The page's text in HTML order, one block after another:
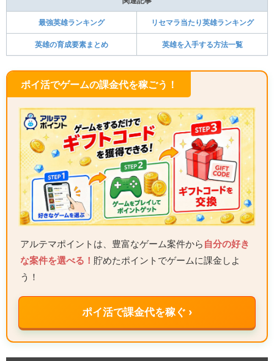
最強英雄ランキング リセマラ当たり英雄ランキング
英雄の育成要素まとめ 英雄を入手する方法一覧
ポイ活でゲームの課金代を稼ごう！
アルテマポイントは、豊富なゲーム案件から 自分の好き
な案件を選べる！ 貯めたポイントでゲームに課金しよ
う！
ポイ活で課金代を稼ぐ ›